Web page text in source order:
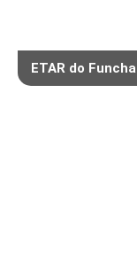
ETAR do Funchal